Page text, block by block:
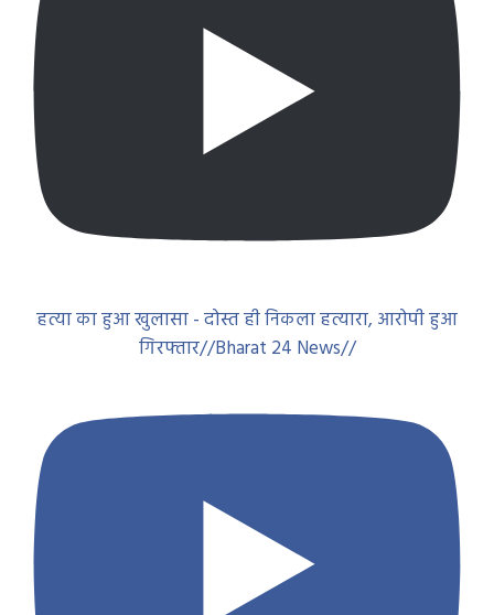
हत्या का हुआ खुलासा - दोस्त ही निकला हत्यारा, आरोपी हुआ
गिरफ्तार//Bharat 24 News//